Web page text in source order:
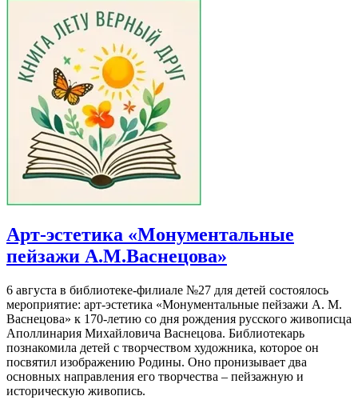
Арт-эстетика «Монументальные
пейзажи А.М.Васнецова»
6 августа в библиотеке-филиале №27 для детей состоялось
мероприятие: арт-эстетика «Монументальные пейзажи А. М.
Васнецова» к 170-летию со дня рождения русского живописца
Аполлинария Михайловича Васнецова. Библиотекарь
познакомила детей с творчеством художника, которое он
посвятил изображению Родины. Оно пронизывает два
основных направления его творчества – пейзажную и
историческую живопись.